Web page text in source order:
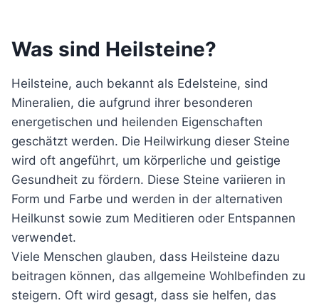
Was sind Heilsteine?
Heilsteine, auch bekannt als Edelsteine, sind
Mineralien, die aufgrund ihrer besonderen
energetischen und heilenden Eigenschaften
geschätzt werden. Die Heilwirkung dieser Steine
wird oft angeführt, um körperliche und geistige
Gesundheit zu fördern. Diese Steine variieren in
Form und Farbe und werden in der alternativen
Heilkunst sowie zum Meditieren oder Entspannen
verwendet.
Viele Menschen glauben, dass Heilsteine dazu
beitragen können, das allgemeine Wohlbefinden zu
steigern. Oft wird gesagt, dass sie helfen, das